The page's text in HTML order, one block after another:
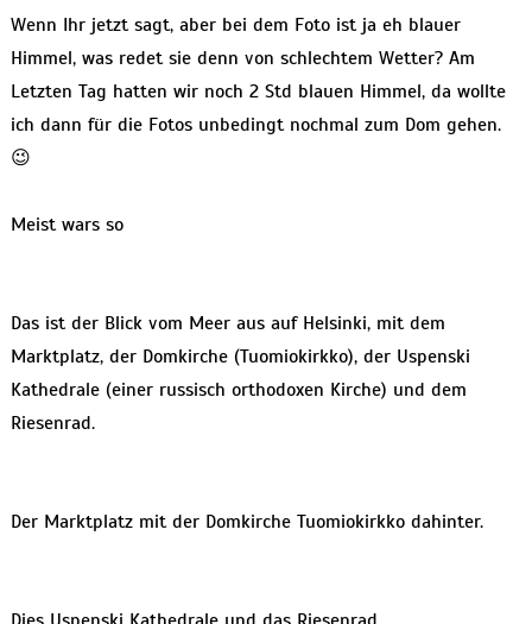
Wenn Ihr jetzt sagt, aber bei dem Foto ist ja eh blauer
Himmel, was redet sie denn von schlechtem Wetter? Am
Letzten Tag hatten wir noch 2 Std blauen Himmel, da wollte
ich dann für die Fotos unbedingt nochmal zum Dom gehen.
😉
Meist wars so
Das ist der Blick vom Meer aus auf Helsinki, mit dem
Marktplatz, der Domkirche (Tuomiokirkko), der Uspenski
Kathedrale (einer russisch orthodoxen Kirche) und dem
Riesenrad.
Der Marktplatz mit der Domkirche Tuomiokirkko dahinter.